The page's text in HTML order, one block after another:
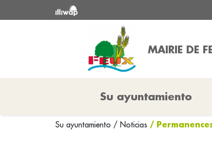
MAIRIE DE
Su ayuntamiento
Su ayuntamiento / Noticias /